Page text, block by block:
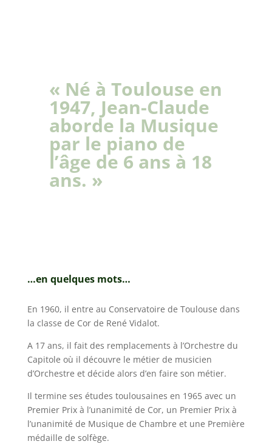
« Né à Toulouse en
1947, Jean-Claude
aborde la Musique
par le piano de
l’âge de 6 ans à 18
ans. »
…en quelques mots…
En 1960, il entre au Conservatoire de Toulouse dans
la classe de Cor de René Vidalot.
A 17 ans, il fait des remplacements à l’Orchestre du
Capitole où il découvre le métier de musicien
d’Orchestre et décide alors d’en faire son métier.
Il termine ses études toulousaines en 1965 avec un
Premier Prix à l’unanimité de Cor, un Premier Prix à
l’unanimité de Musique de Chambre et une Première
médaille de solfège.